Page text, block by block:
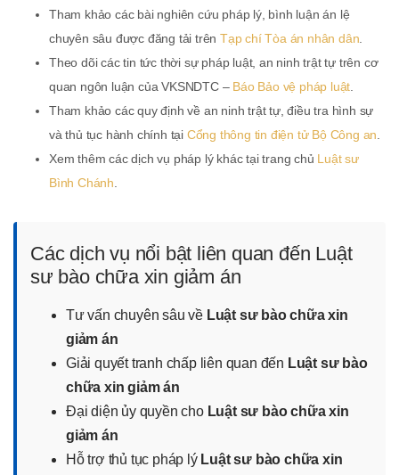
Tham khảo các bài nghiên cứu pháp lý, bình luận án lệ
chuyên sâu được đăng tải trênTạp chí Tòa án nhân dân.
Theo dõi các tin tức thời sự pháp luật, an ninh trật tự trên cơ
quan ngôn luận của VKSNDTC – Báo Bảo vệ pháp luật.
Tham khảo các quy định về an ninh trật tự, điều tra hình sự
và thủ tục hành chính tại Cổng thông tin điện tử Bộ Công an.
Xem thêm các dịch vụ pháp lý khác tại trang chủ Luật sư
Bình Chánh.
Các dịch vụ nổi bật liên quan đến Luật
sư bào chữa xin giảm án
Tư vấn chuyên sâu về Luật sư bào chữa xin
giảm án
Giải quyết tranh chấp liên quan đến Luật sư bào
chữa xin giảm án
Đại diện ủy quyền cho Luật sư bào chữa xin
giảm án
Hỗ trợ thủ tục pháp lý Luật sư bào chữa xin